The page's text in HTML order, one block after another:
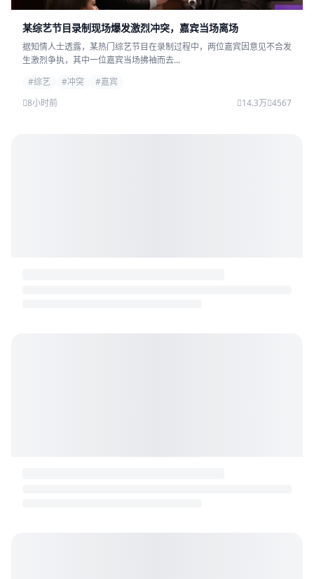
某综艺节目录制现场爆发激烈冲突，嘉宾当场离场
据知情人士透露，某热门综艺节目在录制过程中，两位嘉宾因意见不合发
生激烈争执，其中一位嘉宾当场拂袖而去...
#综艺
#冲突
#嘉宾
8小时前
14.3万 4567